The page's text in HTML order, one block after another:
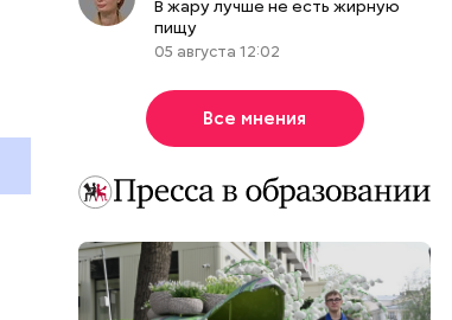
В жару лучше не есть жирную
пищу
05 августа 12:02
Все мнения